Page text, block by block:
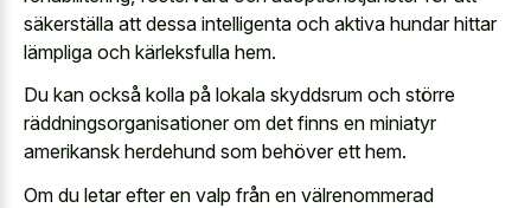
säkerställa att dessa intelligenta och aktiva hundar hittar
lämpliga och kärleksfulla hem.
Du kan också kolla på lokala skyddsrum och större
räddningsorganisationer om det finns en miniatyr
amerikansk herdehund som behöver ett hem.
Om du letar efter en valp från en välrenommerad